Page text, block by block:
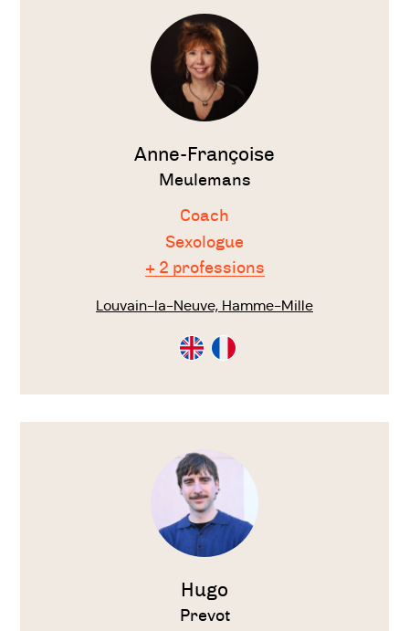
Anne-Françoise
Meulemans
Coach
Sexologue
+ 2 professions
Louvain-la-Neuve, Hamme-Mille
Consultation
en
Consultation
en
Voir
Hugo
Prevot